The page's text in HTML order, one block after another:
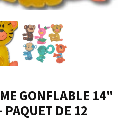
GONFLABLE 14"
PAQUET DE 12